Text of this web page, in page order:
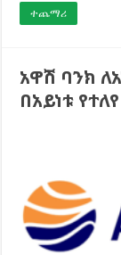
ተጨማሪ
አዋሽ ባንክ
በአይነቱ